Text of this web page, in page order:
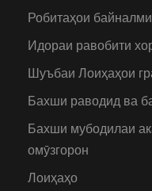
Робитаҳои
Идораи равобити
Шуъбаи Лоиҳаҳои
Бахши раводид ва
Бахши мубодилаи
омӯзгорон
Лоиҳаҳо